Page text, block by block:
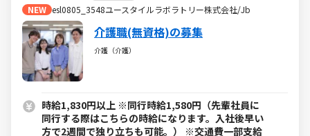
NEW esl0805_3548ユースタイルラボラトリー株式会社/Jb
介護職(無資格)の募集
介護（介護）
時給1,830円以上 ※同行時給1,580円（先輩社員に
同行する際はこちらの時給になります。入社後早い
方で2週間で独り立ちも可能。） ※交通費一部支給